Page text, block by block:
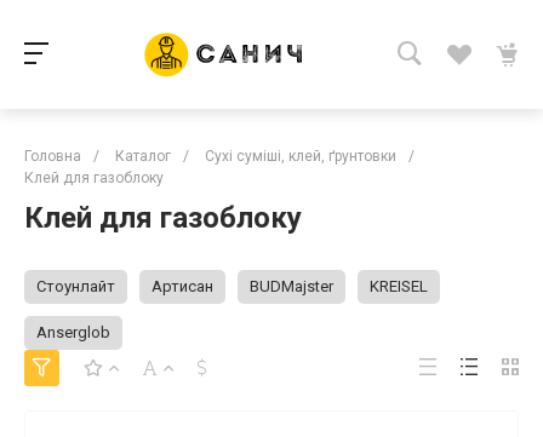
Головна / Каталог / Сухі суміші, клей, ґрунтовки
/
Клей для газоблоку
Клей для газоблоку
Стоунлайт Артисан BUDMajster KREISEL
Anserglob